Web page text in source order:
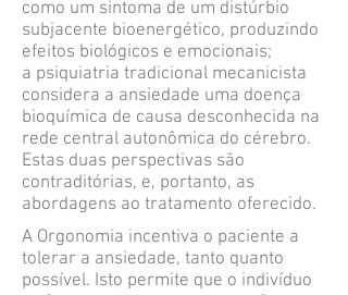
como um sintoma de um distúrbio
subjacente bioenergético, produzindo
efeitos biológicos e emocionais;
a psiquiatria tradicional mecanicista
considera a ansiedade uma doença
bioquímica de causa desconhecida na
rede central autonômica do cérebro.
Estas duas perspectivas são
contraditórias, e, portanto, as
abordagens ao tratamento oferecido.
A Orgonomia incentiva o paciente a
tolerar a ansiedade, tanto quanto
possível. Isto permite que o indivíduo